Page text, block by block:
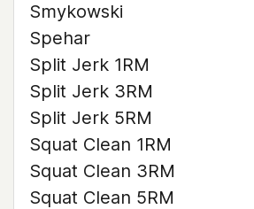
Smykowski
Spehar
Split Jerk 1RM
Split Jerk 3RM
Split Jerk 5RM
Squat Clean 1RM
Squat Clean 3RM
Squat Clean 5RM